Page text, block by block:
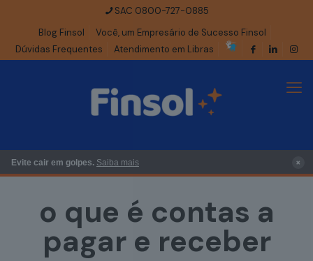
SAC 0800-727-0885
Blog Finsol
Você, um Empresário de Sucesso Finsol
Dúvidas Frequentes
Atendimento em Libras
Evite cair em golpes. Saiba mais ×
o que é contas a
pagar e receber